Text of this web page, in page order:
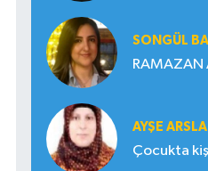
SONGÜL
RAMAZAN
AYŞE
Çocukta